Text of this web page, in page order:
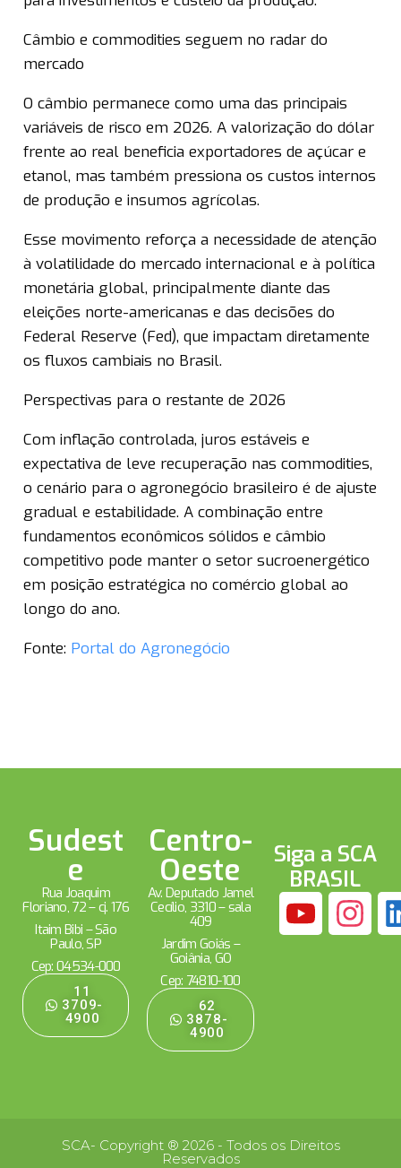
Câmbio e commodities seguem no radar do
mercado
O câmbio permanece como uma das principais
variáveis de risco em 2026. A valorização do dólar
frente ao real beneficia exportadores de açúcar e
etanol, mas também pressiona os custos internos
de produção e insumos agrícolas.
Esse movimento reforça a necessidade de atenção
à volatilidade do mercado internacional e à política
monetária global, principalmente diante das
eleições norte-americanas e das decisões do
Federal Reserve (Fed), que impactam diretamente
os fluxos cambiais no Brasil.
Perspectivas para o restante de 2026
Com inflação controlada, juros estáveis e
expectativa de leve recuperação nas commodities,
o cenário para o agronegócio brasileiro é de ajuste
gradual e estabilidade. A combinação entre
fundamentos econômicos sólidos e câmbio
competitivo pode manter o setor sucroenergético
em posição estratégica no comércio global ao
longo do ano.
Fonte: Portal do Agronegócio
Sudest
e
Rua Joaquim
Floriano, 72 – cj. 176
Itaim Bibi – São
Paulo, SP
Cep: 04534-000
11
3709-
4900
Centro-
Oeste
Av. Deputado Jamel
Cecílio, 3310 – sala
409
Jardim Goiás –
Goiânia, GO
Cep: 74810-100
62
3878-
4900
Siga a SCA
BRASIL
SCA- Copyright ® 2026 - Todos os Direitos
Reservados